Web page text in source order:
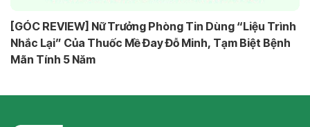
[GÓC REVIEW] Nữ Trưởng Phòng Tin Dùng “Liệu Trình
Nhắc Lại” Của Thuốc Mề Đay Đỗ Minh, Tạm Biệt Bệnh
Mãn Tính 5 Năm